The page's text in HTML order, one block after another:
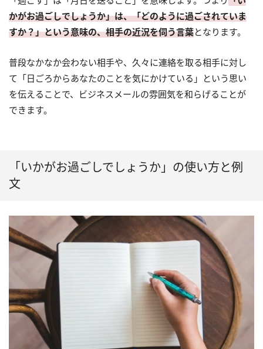
かがお過ごしでしょうか」は、「どのように過ごされていま
すか？」という意味の、相手の近況を伺う言葉となります。
普段なかなか会わない相手や、久々に連絡を取る相手に対し
て「日ごろからあなたのことを気にかけている」という思い
を伝えることで、ビジネスメールの雰囲気を和らげることが
できます。
「いかがお過ごしでしょうか」の使い方と例
文